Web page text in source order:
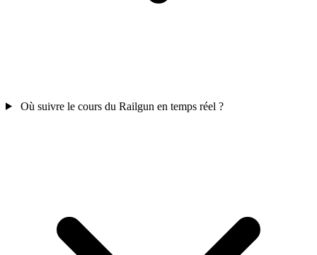
Où suivre le cours du Railgun en temps réel ?